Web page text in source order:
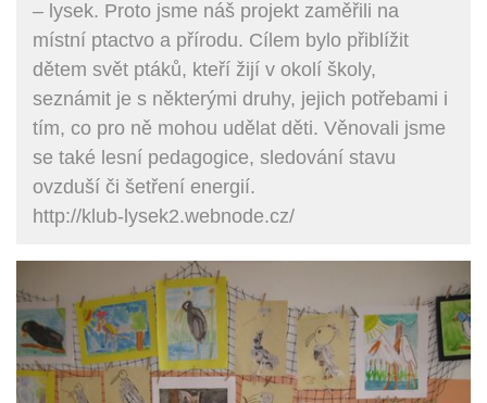
– lysek. Proto jsme náš projekt zaměřili na
místní ptactvo a přírodu. Cílem bylo přiblížit
dětem svět ptáků, kteří žijí v okolí školy,
seznámit je s některými druhy, jejich potřebami i
tím, co pro ně mohou udělat děti. Věnovali jsme
se také lesní pedagogice, sledování stavu
ovzduší či šetření energií.
http://klub-lysek2.webnode.cz/